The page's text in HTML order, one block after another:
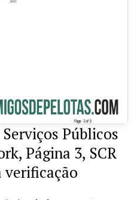
Públicos
Página 3, SCR
verificação